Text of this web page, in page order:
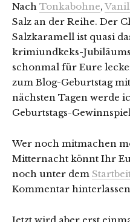
Nach Tonkabohne,
Salz an der Reihe. Der
Salzkaramell ist quasi
krimiundkeks-
schonmal für Eure
zum Blog-Geburtstag
nächsten Tagen werde
Geburtstags-
Wer noch mitmachen
Mitternacht könnt Ihr
noch unter dem
Kommentar